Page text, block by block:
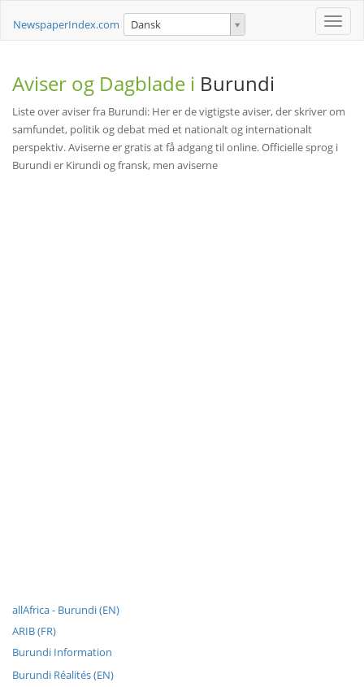
Toggle
NewspaperIndex.com Dansk
Aviser og Dagblade i Burundi
Liste over aviser fra Burundi: Her er de vigtigste aviser, der skriver om
samfundet, politik og debat med et nationalt og internationalt
perspektiv. Aviserne er gratis at få adgang til online. Officielle sprog i
Burundi er Kirundi og fransk, men aviserne
allAfrica - Burundi (EN)
ARIB (FR)
Burundi Information
Burundi Réalités (EN)